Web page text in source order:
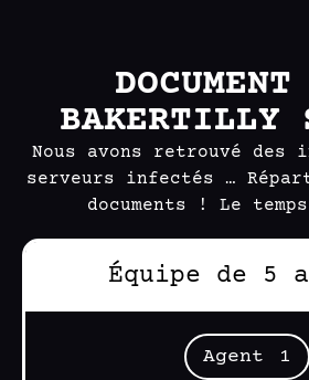
BAKERTILLY
Nous avons retrouvé des
serveurs infectés …
documents ! Le
Équipe de 5
Agent 1